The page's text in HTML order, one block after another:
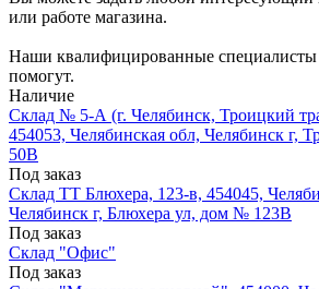
или работе магазина.
Наши квалифицированные специалисты
помогут.
Наличие
Склад № 5-А (г. Челябинск, Троицкий
454053, Челябинская обл, Челябинск г,
50В
Под заказ
Склад ТТ Блюхера, 123-в, 454045,
Челябинск г, Блюхера ул, дом № 123В
Под заказ
Склад "Офис"
Под заказ